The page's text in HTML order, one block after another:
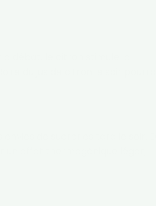
débat, le citron stimule la
du jus de citron le soir
de sucreries tard le soir.
effet thermogénique léger,